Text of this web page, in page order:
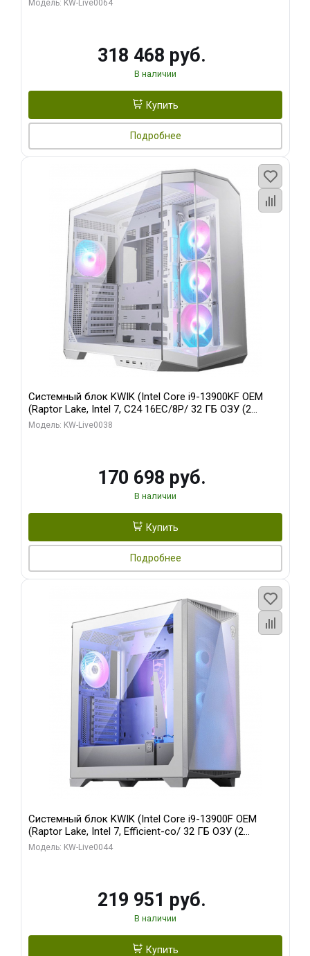
Модель: KW-Live0064
318 468 руб.
В наличии
Купить
Подробнее
Системный блок KWIK (Intel Core i9-13900KF OEM
(Raptor Lake, Intel 7, C24 16EC/8P/ 32 ГБ ОЗУ (2
модуля)/ Gigabyte RX9070XT GAMING OC 16GB GDDR6
Модель: KW-Live0038
170 698 руб.
В наличии
Купить
Подробнее
Системный блок KWIK (Intel Core i9-13900F OEM
(Raptor Lake, Intel 7, Efficient-co/ 32 ГБ ОЗУ (2
модуля)/ Gigabyte RTX5070Ti AERO OC 16GB GDDR7
Модель: KW-Live0044
219 951 руб.
В наличии
Купить